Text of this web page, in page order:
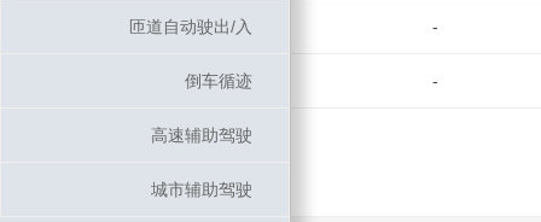
匝道自动驶出/入 -
倒车循迹 -
高速辅助驾驶
城市辅助驾驶
匝道自动驶出/入
倒车循迹
高速辅助驾驶
城市辅助驾驶